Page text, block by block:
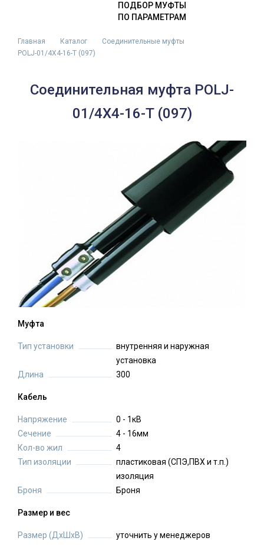
ПОДБОР МУФТЫ
ПО ПАРАМЕТРАМ
Главная Каталог
Соединительные муфты
POLJ-01/4X4-16-T (097)
Соединительная муфта POLJ-
01/4X4-16-T (097)
Муфта
Тип установки
внутренняя и наружная
установка
Длина
300
Кабель
Напряжение
0 - 1кВ
Сечение
4 - 16мм
Кол-во жил
4
Тип изоляции
пластиковая (СПЭ,ПВХ и т.п.)
изоляция
Броня
Броня
Размер и вес
Размер (ДхШхВ) уточнить у менеджеров